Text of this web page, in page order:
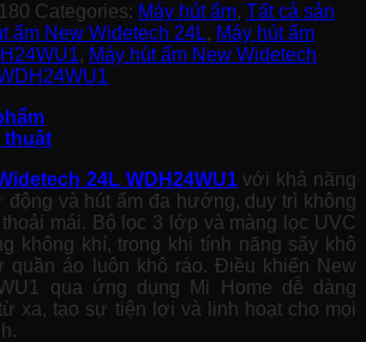
Categories: Máy hút ẩm, Tất cả sản
ẩm New Widetech 24L, Máy hút ẩm
, Máy hút ẩm New Widetech
thuật
24L WDH24WU1với khả năng
động và hút ẩm đa hướng, duy trì không
mái. Bộ lọc 3 lớp và màng lọc UVC
không khí, trong khi tính năng sấy khô
quần áo luôn khô ráo. Điều khiển New
qua ứng dụng Mi Home dễ dàng
xa, tạo sự tiện lợi và linh hoạt cho mọi